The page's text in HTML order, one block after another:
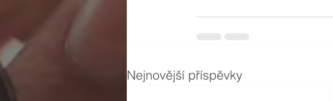
Nejnovější příspěvky